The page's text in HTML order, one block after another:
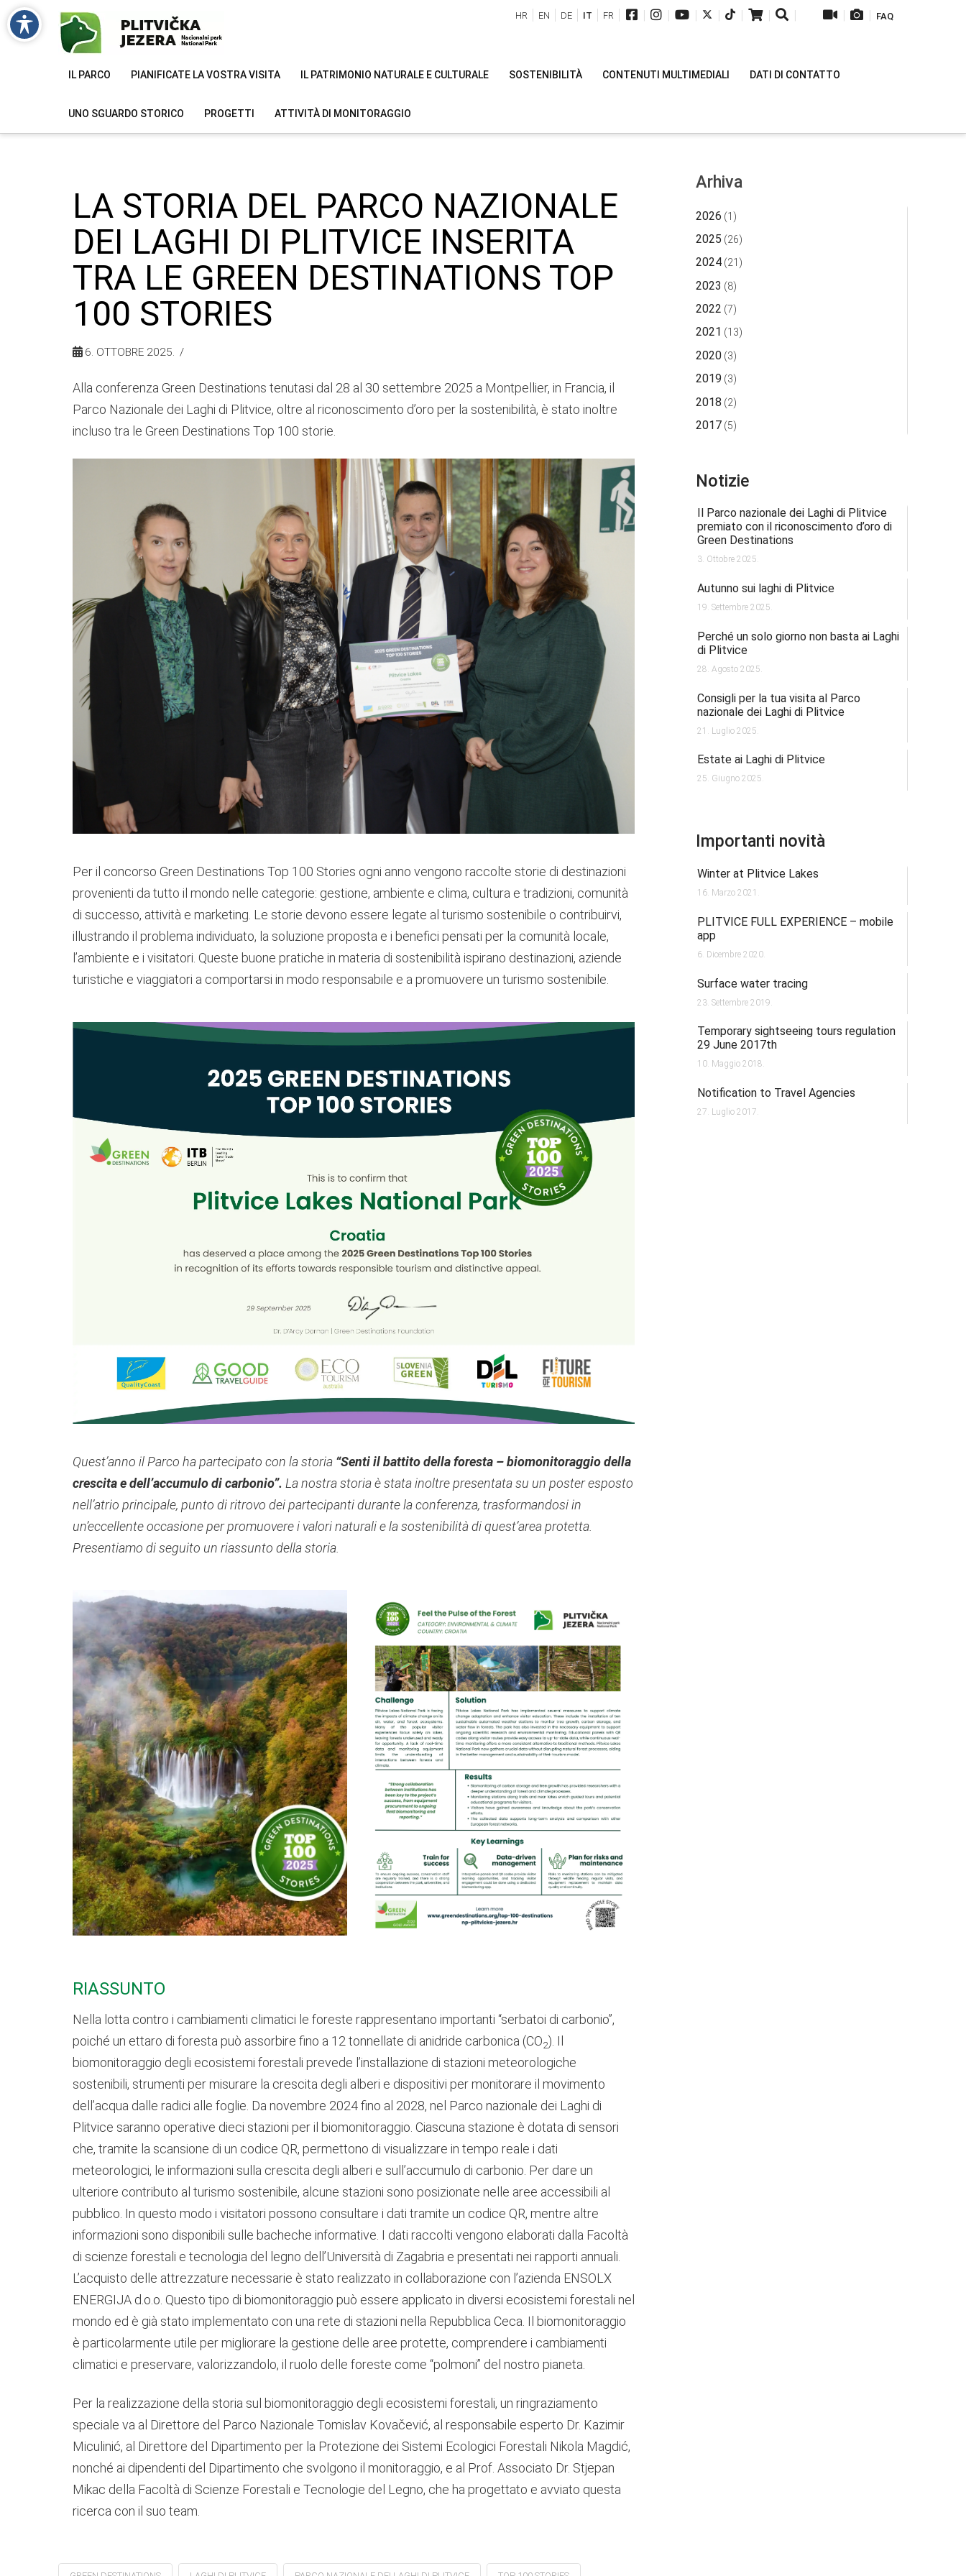
| | | | | | | | | FAQ
HR EN DE IT FR
IL PARCO PIANIFICATE LA VOSTRA VISITA IL PATRIMONIO NATURALE E CULTURALE SOSTENIBILITÀ CONTENUTI MULTIMEDIALI DATI DI CONTATTO
UNO SGUARDO STORICO PROGETTI ATTIVITÀ DI MONITORAGGIO
LA STORIA DEL PARCO NAZIONALE
DEI LAGHI DI PLITVICE INSERITA
TRA LE GREEN DESTINATIONS TOP
100 STORIES
6. OTTOBRE 2025.
Alla conferenza Green Destinations tenutasi dal 28 al 30 settembre 2025 a Montpellier, in Francia, il
Parco Nazionale dei Laghi di Plitvice, oltre al riconoscimento d’oro per la sostenibilità, è stato inoltre
incluso tra le Green Destinations Top 100 storie.
Per il concorso Green Destinations Top 100 Stories ogni anno vengono raccolte storie di destinazioni
provenienti da tutto il mondo nelle categorie: gestione, ambiente e clima, cultura e tradizioni, comunità
di successo, attività e marketing. Le storie devono essere legate al turismo sostenibile o contribuirvi,
illustrando il problema individuato, la soluzione proposta e i benefici pensati per la comunità locale,
l’ambiente e i visitatori. Queste buone pratiche in materia di sostenibilità ispirano destinazioni, aziende
turistiche e viaggiatori a comportarsi in modo responsabile e a promuovere un turismo sostenibile.
Quest’anno il Parco ha partecipato con la storia “Senti il battito della foresta – biomonitoraggio della
crescita e dell’accumulo di carbonio”. La nostra storia è stata inoltre presentata su un poster esposto
nell’atrio principale, punto di ritrovo dei partecipanti durante la conferenza, trasformandosi in
un’eccellente occasione per promuovere i valori naturali e la sostenibilità di quest’area protetta.
Presentiamo di seguito un riassunto della storia.
RIASSUNTO
Nella lotta contro i cambiamenti climatici le foreste rappresentano importanti “serbatoi di carbonio”,
poiché un ettaro di foresta può assorbire fino a 12 tonnellate di anidride carbonica (CO2). Il
biomonitoraggio degli ecosistemi forestali prevede l’installazione di stazioni meteorologiche
sostenibili, strumenti per misurare la crescita degli alberi e dispositivi per monitorare il movimento
dell’acqua dalle radici alle foglie. Da novembre 2024 fino al 2028, nel Parco nazionale dei Laghi di
Plitvice saranno operative dieci stazioni per il biomonitoraggio. Ciascuna stazione è dotata di sensori
che, tramite la scansione di un codice QR, permettono di visualizzare in tempo reale i dati
meteorologici, le informazioni sulla crescita degli alberi e sull’accumulo di carbonio. Per dare un
ulteriore contributo al turismo sostenibile, alcune stazioni sono posizionate nelle aree accessibili al
pubblico. In questo modo i visitatori possono consultare i dati tramite un codice QR, mentre altre
informazioni sono disponibili sulle bacheche informative. I dati raccolti vengono elaborati dalla Facoltà
di scienze forestali e tecnologia del legno dell’Università di Zagabria e presentati nei rapporti annuali.
L’acquisto delle attrezzature necessarie è stato realizzato in collaborazione con l’azienda ENSOLX
ENERGIJA d.o.o. Questo tipo di biomonitoraggio può essere applicato in diversi ecosistemi forestali nel
mondo ed è già stato implementato con una rete di stazioni nella Repubblica Ceca. Il biomonitoraggio
è particolarmente utile per migliorare la gestione delle aree protette, comprendere i cambiamenti
climatici e preservare, valorizzandolo, il ruolo delle foreste come “polmoni” del nostro pianeta.
Per la realizzazione della storia sul biomonitoraggio degli ecosistemi forestali, un ringraziamento
speciale va al Direttore del Parco Nazionale Tomislav Kovačević, al responsabile esperto Dr. Kazimir
Miculinić, al Direttore del Dipartimento per la Protezione dei Sistemi Ecologici Forestali Nikola Magdić,
nonché ai dipendenti del Dipartimento che svolgono il monitoraggio, e al Prof. Associato Dr. Stjepan
Mikac della Facoltà di Scienze Forestali e Tecnologie del Legno, che ha progettato e avviato questa
ricerca con il suo team.
Arhiva
2026 (1)
2025 (26)
2024 (21)
2023 (8)
2022 (7)
2021 (13)
2020 (3)
2019 (3)
2018 (2)
2017 (5)
Notizie
Il Parco nazionale dei Laghi di Plitvice
premiato con il riconoscimento d’oro di
Green Destinations
3. Ottobre 2025.
Autunno sui laghi di Plitvice
19. Settembre 2025.
Perché un solo giorno non basta ai Laghi
di Plitvice
28. Agosto 2025.
Consigli per la tua visita al Parco
nazionale dei Laghi di Plitvice
21. Luglio 2025.
Estate ai Laghi di Plitvice
25. Giugno 2025.
Importanti novità
Winter at Plitvice Lakes
16. Marzo 2021.
PLITVICE FULL EXPERIENCE – mobile
app
6. Dicembre 2020.
Surface water tracing
23. Settembre 2019.
Temporary sightseeing tours regulation
29 June 2017th
10. Maggio 2018.
Notification to Travel Agencies
27. Luglio 2017.